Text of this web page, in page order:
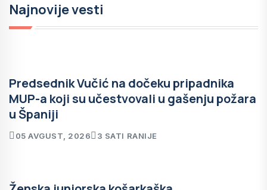
Najnovije vesti
Predsednik Vučić na dočeku pripadnika
MUP-a koji su učestvovali u gašenju požara
u Španiji
05 AVGUST, 2026 3 SATI RANIJE